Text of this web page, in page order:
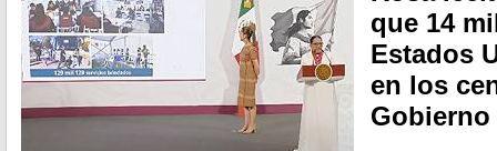
que 14
Estados
en los
Gobierno